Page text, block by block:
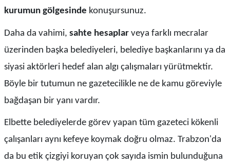
kurumun gölgesinde konuşursunuz.
Daha da vahimi, sahte hesaplar veya farklı mecralar
üzerinden başka belediyeleri, belediye başkanlarını ya da
siyasi aktörleri hedef alan algı çalışmaları yürütmektir.
Böyle bir tutumun ne gazetecilikle ne de kamu göreviyle
bağdaşan bir yanı vardır.
Elbette belediyelerde görev yapan tüm gazeteci kökenli
çalışanları aynı kefeye koymak doğru olmaz. Trabzon'da
da bu etik çizgiyi koruyan çok sayıda ismin bulunduğuna